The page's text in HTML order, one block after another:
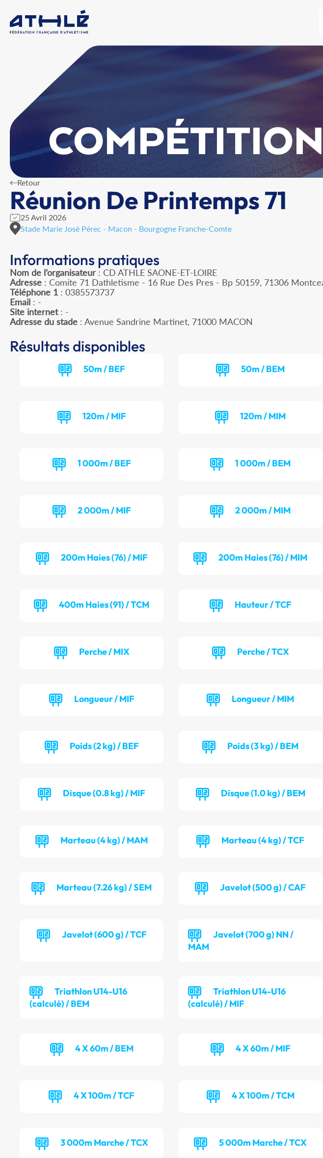
Retour
Réunion De Printemps 71
25 Avril 2026
Stade Marie José Pérec - Macon - Bourgogne Franche-Comte
Informations pratiques
Nom de l’organisateur : CD ATHLE SAONE-ET-LOIRE
Adresse : Comite 71 Dathletisme - 16 Rue Des Pres - Bp 50159, 71306
Téléphone 1 : 0385573737
Email : -
Site internet: -
Adresse du stade : Avenue Sandrine Martinet, 71000 MACON
Résultats disponibles
50m / BEF 50m / BEM
120m / MIF 120m / MIM
1 000m / BEF 1 000m / BEM
2 000m / MIF 2 000m / MIM
200m Haies (76) / MIF 200m Haies (76) / MIM
400m Haies (91) / TCM Hauteur / TCF
Perche / MIX Perche / TCX
Longueur / MIF Longueur / MIM
Poids (2 kg) / BEF Poids (3 kg) / BEM
Disque (0.8 kg) / MIF Disque (1.0 kg) / BEM
Marteau (4 kg) / MAM Marteau (4 kg) / TCF
Marteau (7.26 kg) / SEM Javelot (500 g) / CAF
Javelot (600 g) / TCF
Javelot (700 g) NN /
MAM
Triathlon U14-U16
(calculé) / BEM
Triathlon U14-U16
(calculé) / MIF
4 X 60m / BEM 4 X 60m / MIF
4 X 100m / TCF 4 X 100m / TCM
3 000m Marche / TCX 5 000m Marche / TCX